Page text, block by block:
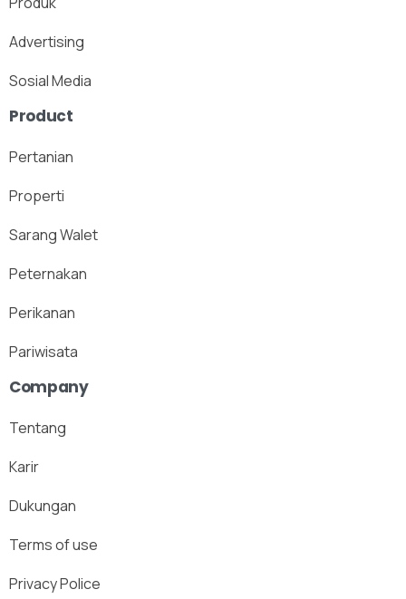
Advertising
Sosial Media
Product
Pertanian
Properti
Sarang Walet
Peternakan
Perikanan
Pariwisata
Company
Tentang
Karir
Dukungan
Terms of use
Privacy Police